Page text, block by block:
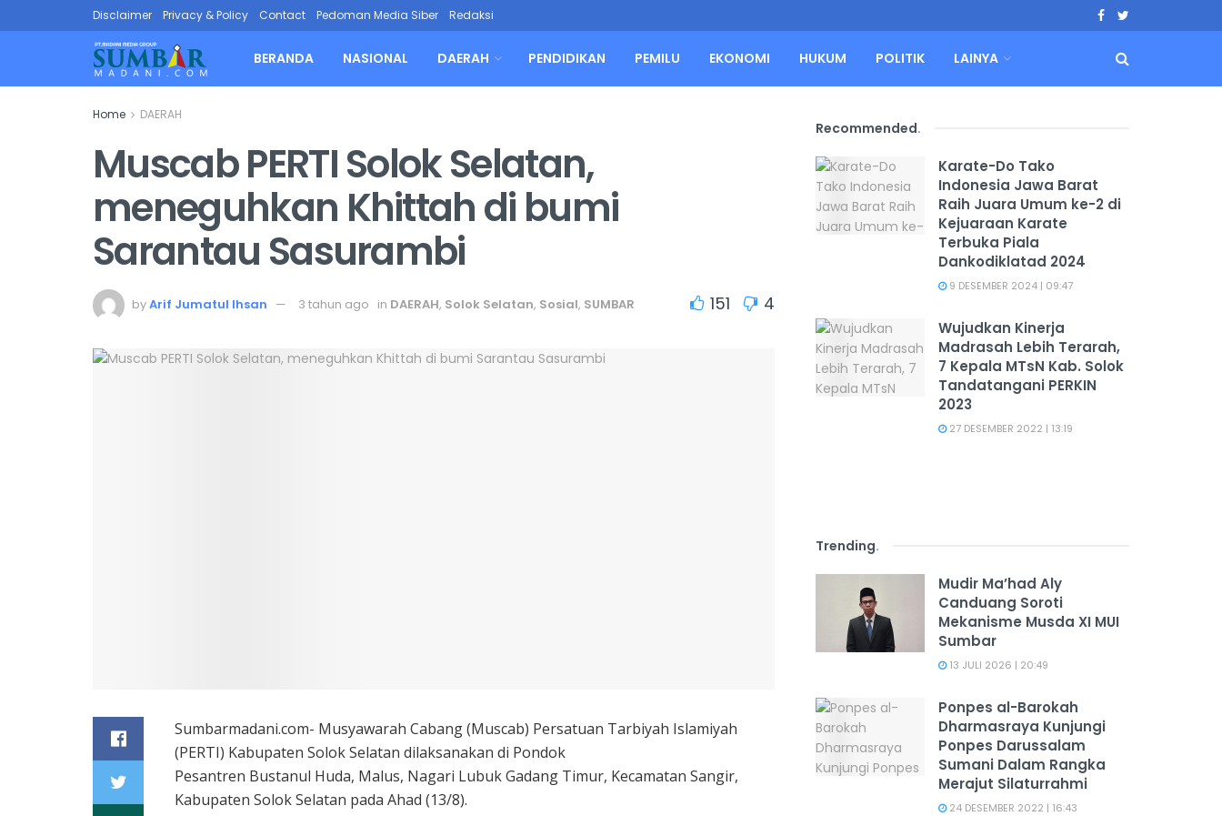
Disclaimer Privacy & Policy Contact Pedoman Media Siber Redaksi
BERANDA NASIONAL DAERAH PENDIDIKAN PEMILU EKONOMI HUKUM POLITIK LAINYA
Home DAERAH
Muscab PERTI Solok Selatan,
meneguhkan Khittah di bumi
Sarantau Sasurambi
byArif Jumatul Ihsan 3 tahun ago in DAERAH, Solok Selatan, Sosial, SUMBAR 151 4
Sumbarmadani.com- Musyawarah Cabang (Muscab) Persatuan Tarbiyah Islamiyah
(PERTI) Kabupaten Solok Selatan dilaksanakan di Pondok
Pesantren Bustanul Huda, Malus, Nagari Lubuk Gadang Timur, Kecamatan Sangir,
Kabupaten Solok Selatan pada Ahad (13/8).
Recommended.
Karate-Do Tako
Indonesia Jawa Barat
Raih Juara Umum ke-2 di
Kejuaraan Karate
Terbuka Piala
Dankodiklatad 2024
9 DESEMBER 2024 | 09:47
Wujudkan Kinerja
Madrasah Lebih Terarah,
7 Kepala MTsN Kab. Solok
Tandatangani PERKIN
2023
27 DESEMBER 2022 | 13:19
Trending.
Mudir Ma’had Aly
Canduang Soroti
Mekanisme Musda XI MUI
Sumbar
13 JULI 2026 | 20:49
Ponpes al-Barokah
Dharmasraya Kunjungi
Ponpes Darussalam
Sumani Dalam Rangka
Merajut Silaturrahmi
24 DESEMBER 2022 | 16:43